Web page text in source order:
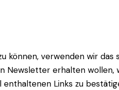
können, verwenden wir
Newsletter erhalten
enthaltenen Links zu